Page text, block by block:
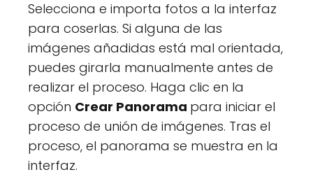
Selecciona e importa fotos a la interfaz
para coserlas. Si alguna de las
imágenes añadidas está mal orientada,
puedes girarla manualmente antes de
realizar el proceso. Haga clic en la
opción Crear Panorama para iniciar el
proceso de unión de imágenes. Tras el
proceso, el panorama se muestra en la
interfaz.